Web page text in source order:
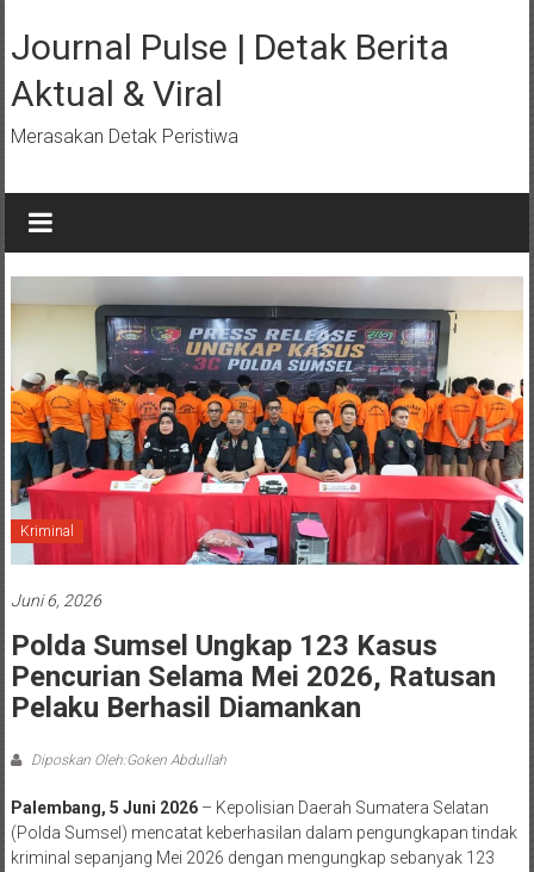
konten
Journal Pulse | Detak Berita
Aktual & Viral
Merasakan Detak Peristiwa
Kriminal
Juni 6, 2026
Polda Sumsel Ungkap 123 Kasus
Pencurian Selama Mei 2026, Ratusan
Pelaku Berhasil Diamankan
Diposkan Oleh:Goken Abdullah
Palembang, 5 Juni 2026– Kepolisian Daerah Sumatera Selatan
(Polda Sumsel) mencatat keberhasilan dalam pengungkapan tindak
kriminal sepanjang Mei 2026 dengan mengungkap sebanyak 123